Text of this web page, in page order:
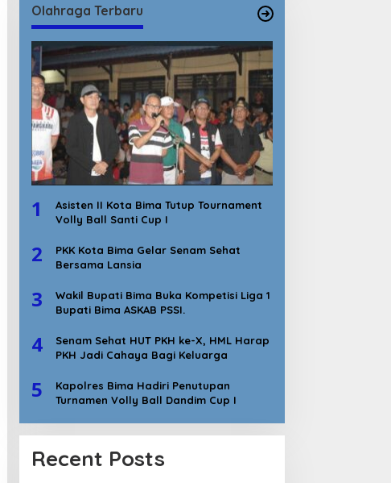
Olahraga Terbaru
1
Asisten II Kota Bima Tutup Tournament
Volly Ball Santi Cup I
2
PKK Kota Bima Gelar Senam Sehat
Bersama Lansia
3
Wakil Bupati Bima Buka Kompetisi Liga 1
Bupati Bima ASKAB PSSI.
4
Senam Sehat HUT PKH ke-X, HML Harap
PKH Jadi Cahaya Bagi Keluarga
5
Kapolres Bima Hadiri Penutupan
Turnamen Volly Ball Dandim Cup I
Recent Posts